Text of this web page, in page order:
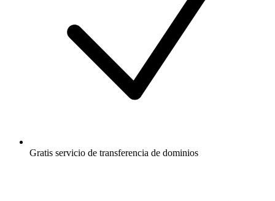
Gratis servicio de transferencia de dominios